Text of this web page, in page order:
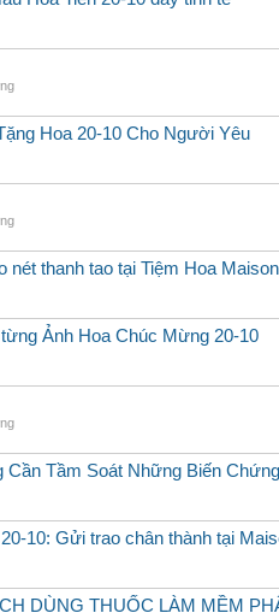
Hoa 20-10 Cho Người Yêu
nét thanh tao tại Tiệm Hoa Maison
Ảnh Hoa Chúc Mừng 20-10
Tầm Soát Những Biến
10: Gửi trao chân thành tại
DÙNG THUỐC LÀM MỀM